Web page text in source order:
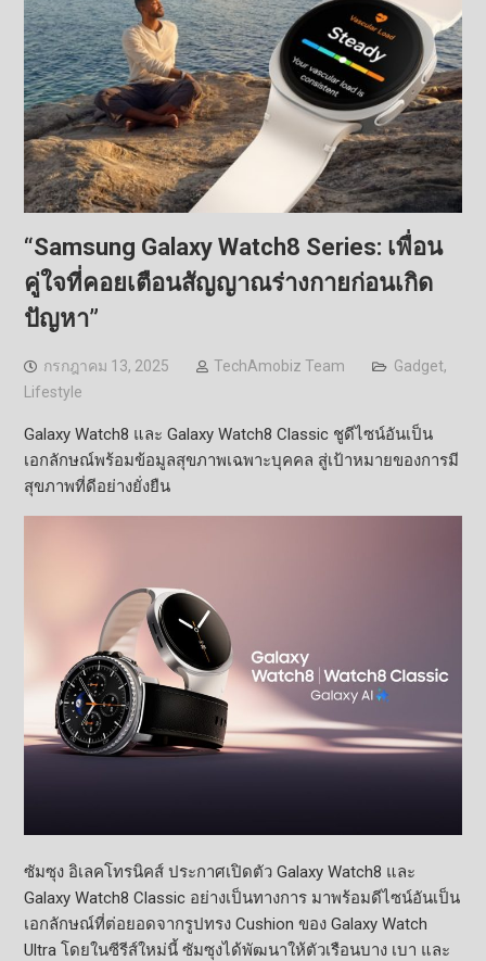
“Samsung Galaxy Watch8 Series: เพื่อน
คู่ใจที่คอยเตือนสัญญาณร่างกายก่อนเกิด
ปัญหา”
กรกฎาคม 13, 2025 TechAmobiz Team Gadget,
Lifestyle
Galaxy Watch8 และ Galaxy Watch8 Classic ชูดีไซน์อันเป็น
เอกลักษณ์พร้อมข้อมูลสุขภาพเฉพาะบุคคล สู่เป้าหมายของการมี
สุขภาพที่ดีอย่างยั่งยืน
ซัมซุง อิเลคโทรนิคส์ ประกาศเปิดตัว Galaxy Watch8 และ
Galaxy Watch8 Classic อย่างเป็นทางการ มาพร้อมดีไซน์อันเป็น
เอกลักษณ์ที่ต่อยอดจากรูปทรง Cushion ของ Galaxy Watch
Ultra โดยในซีรีส์ใหม่นี้ ซัมซุงได้พัฒนาให้ตัวเรือนบาง เบา และ